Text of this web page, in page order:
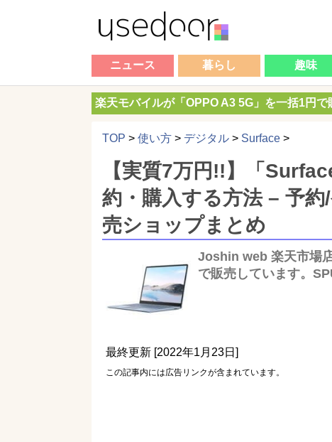
ニュース 暮らし 趣味
楽天モバイルが「OPPO A3 5G」を一括1円で
TOP > 使い方 > デジタル > Surface >
【実質7万円!!】「
約・購入する方法 – 予
売ショップまとめ
Joshin web 楽天市場
で販売しています。
最終更新 [2022年1月23日]
この記事内には広告リンクが含まれています。